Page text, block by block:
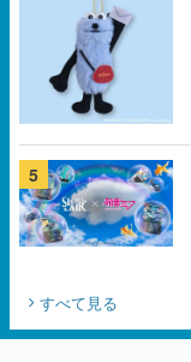
5
すべて見る